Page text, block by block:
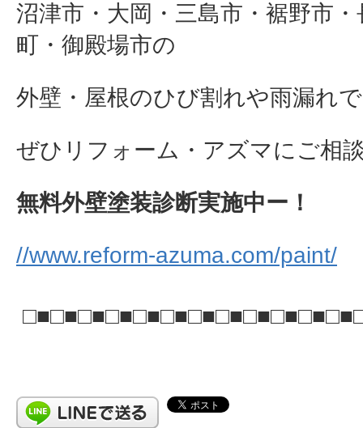
沼津市・大岡・三島市・裾野市
町・御殿場市の
外壁・屋根のひび割れや雨漏れ
ぜひリフォーム・アズマにご相
無料外壁塗装診断実施中ー！
//www.reform-azuma.com/paint/